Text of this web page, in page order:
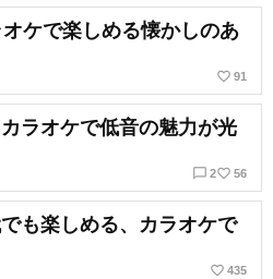
オケで楽しめる懐かしのあ
favorite_border 91
ラオケで低音の魅力が光
chat_bubble_outline 2favorite_border 56
も楽しめる、カラオケで
favorite_border 435